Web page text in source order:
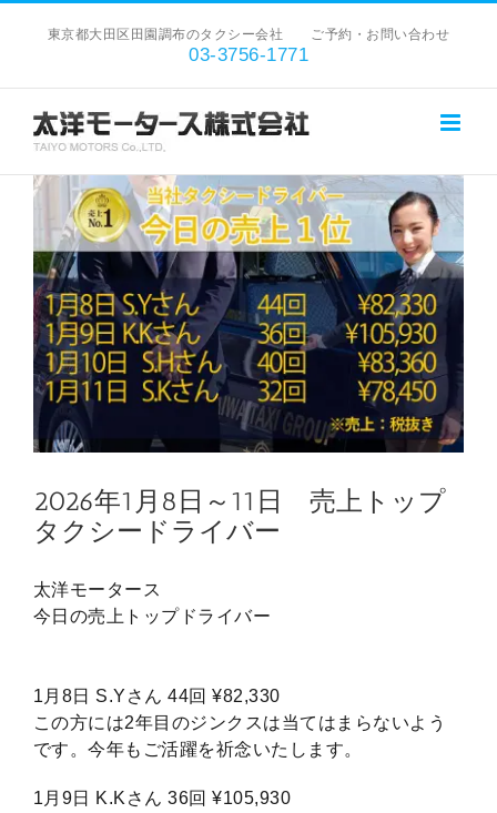
東京都大田区田園調布のタクシー会社 ご予約・お問い合わせ
03-3756-1771
View
Larger
Image
2026年1月8日～11日 売上トップ
タクシードライバー
太洋モータース
今日の売上トップドライバー
1月8日 S.Yさん 44回 ¥82,330
この方には2年目のジンクスは当てはまらないよう
です。今年もご活躍を祈念いたします。
1月9日 K.Kさん 36回 ¥105,930